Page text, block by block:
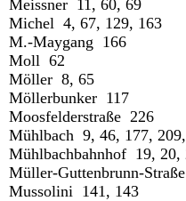
Meissner 11, 60, 69
Michel 4, 67, 129, 163
M.-Maygang 166
Moll 62
Möller 8, 65
Möllerbunker 117
Moosfelderstraße 226
Mühlbach 9, 46, 177,
Mühlbachbahnhof 19, 20,
Müller-Guttenbrunn-
Mussolini 141, 143